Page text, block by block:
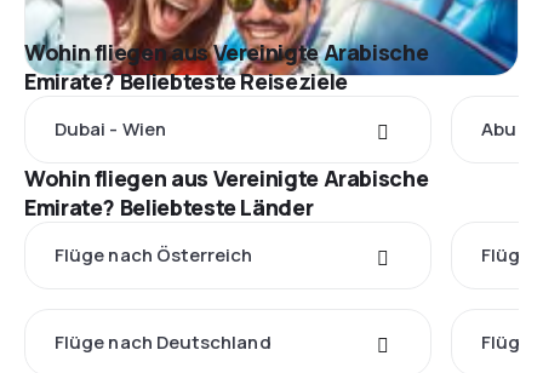
Wohin fliegen aus Vereinigte Arabische
Emirate? Beliebteste Reiseziele
Dubai - Wien Abu
Wohin fliegen aus Vereinigte Arabische
Emirate? Beliebteste Länder
Flüge nach Österreich Flüge
Flüge nach Deutschland Flüge